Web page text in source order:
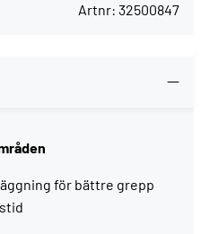
Artnr: 32500847
för bättre grepp